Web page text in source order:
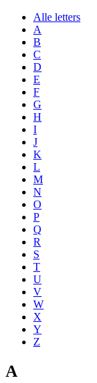
Alle letters
A
B
C
D
E
F
G
H
I
J
K
L
M
N
O
P
Q
R
S
T
U
V
W
X
Y
Z
A